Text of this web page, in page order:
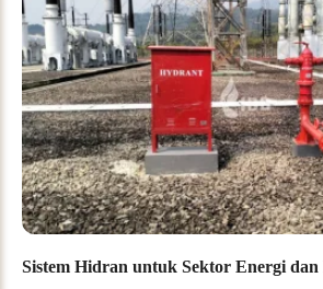
Sistem Hidran untuk Sektor Energi